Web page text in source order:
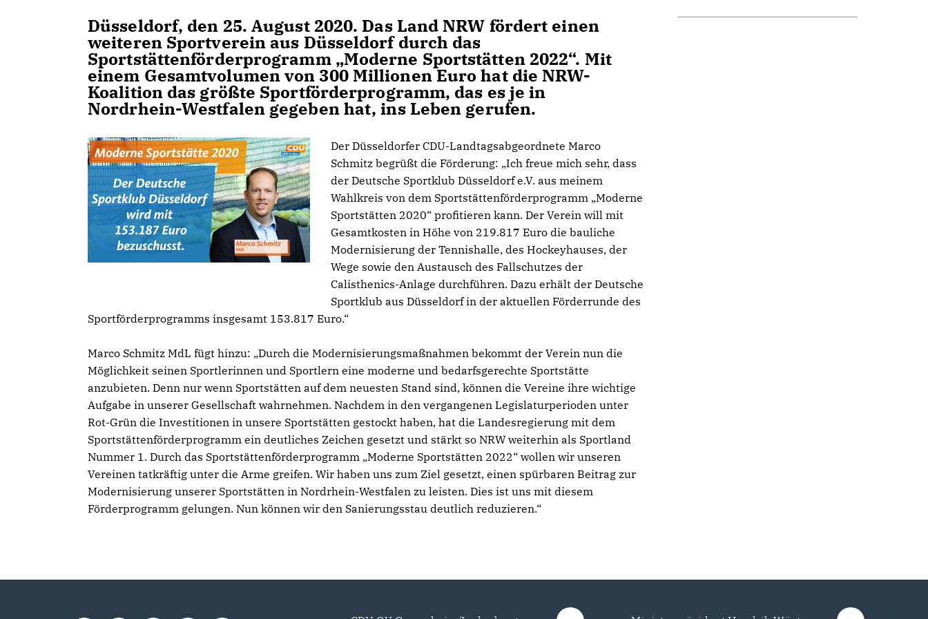
Düsseldorf, den 25. August 2020. Das Land NRW fördert einen
weiteren Sportverein aus Düsseldorf durch das
Sportstättenförderprogramm „Moderne Sportstätten 2022“. Mit
einem Gesamtvolumen von 300 Millionen Euro hat die NRW-
Koalition das größte Sportförderprogramm, das es je in
Nordrhein-Westfalen gegeben hat, ins Leben gerufen.
Der Düsseldorfer CDU-Landtagsabgeordnete Marco
Schmitz begrüßt die Förderung: „Ich freue mich sehr, dass
der Deutsche Sportklub Düsseldorf e.V. aus meinem
Wahlkreis von dem Sportstättenförderprogramm „Moderne
Sportstätten 2020“ profitieren kann. Der Verein will mit
Gesamtkosten in Höhe von 219.817 Euro die bauliche
Modernisierung der Tennishalle, des Hockeyhauses, der
Wege sowie den Austausch des Fallschutzes der
Calisthenics-Anlage durchführen. Dazu erhält der Deutsche
Sportklub aus Düsseldorf in der aktuellen Förderrunde des
Sportförderprogramms insgesamt 153.817 Euro.“
Marco Schmitz MdL fügt hinzu: „Durch die Modernisierungsmaßnahmen bekommt der Verein nun die
Möglichkeit seinen Sportlerinnen und Sportlern eine moderne und bedarfsgerechte Sportstätte
anzubieten. Denn nur wenn Sportstätten auf dem neuesten Stand sind, können die Vereine ihre wichtige
Aufgabe in unserer Gesellschaft wahrnehmen. Nachdem in den vergangenen Legislaturperioden unter
Rot-Grün die Investitionen in unsere Sportstätten gestockt haben, hat die Landesregierung mit dem
Sportstättenförderprogramm ein deutliches Zeichen gesetzt und stärkt so NRW weiterhin als Sportland
Nummer 1. Durch das Sportstättenförderprogramm „Moderne Sportstätten 2022“ wollen wir unseren
Vereinen tatkräftig unter die Arme greifen. Wir haben uns zum Ziel gesetzt, einen spürbaren Beitrag zur
Modernisierung unserer Sportstätten in Nordrhein-Westfalen zu leisten. Dies ist uns mit diesem
Förderprogramm gelungen. Nun können wir den Sanierungsstau deutlich reduzieren.“